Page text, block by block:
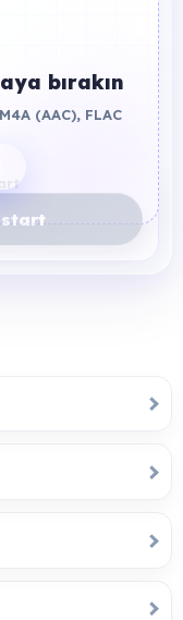
bırakın
(AAC), FLAC
start